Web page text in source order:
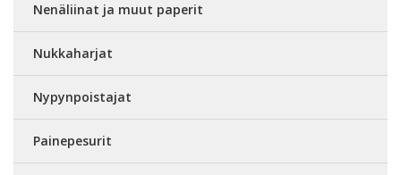
Nenäliinat ja muut paperit
Nukkaharjat
Nypynpoistajat
Painepesurit